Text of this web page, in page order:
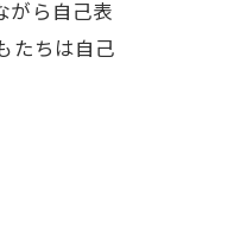
がら自己表
たちは自己